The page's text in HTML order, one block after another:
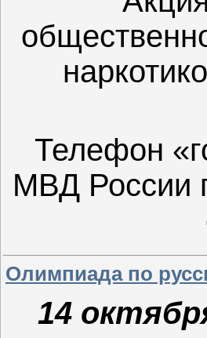
Телефон
МВД России
Олимпиада по
14